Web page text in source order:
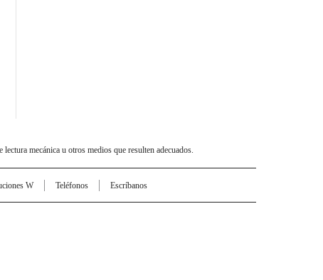
mecánica u otros medios que resulten adecuados.
W Teléfonos Escríbanos